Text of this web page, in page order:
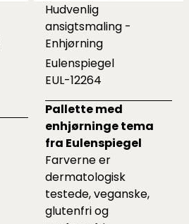
Hudvenlig
ansigtsmaling -
Enhjørning
Eulenspiegel
EUL-12264
Pallette med
enhjørninge tema
fra Eulenspiegel
Farverne er
dermatologisk
testede, veganske,
glutenfri og